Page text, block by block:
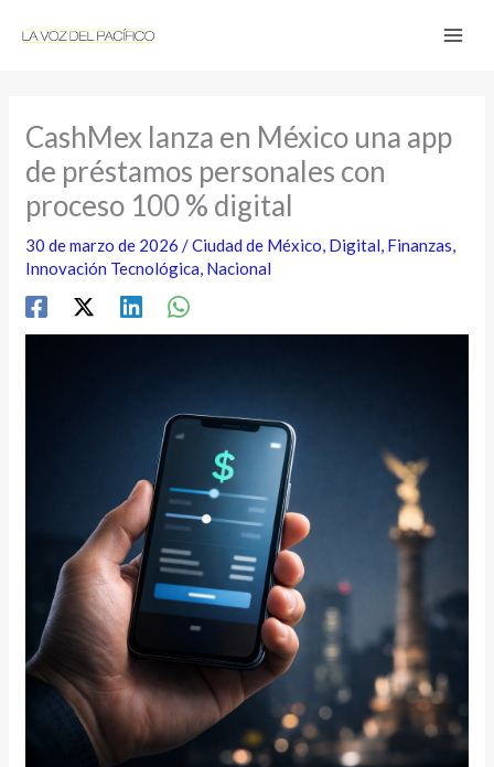
CashMex lanza en México una app
de préstamos personales con
proceso 100 % digital
30 de marzo de 2026/Ciudad de México, Digital, Finanzas,
Innovación Tecnológica, Nacional